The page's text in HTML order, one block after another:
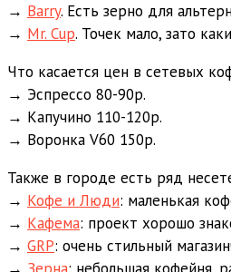
→ Barry. Есть зерно для
→ Mr. Cup. Точек мало, зато
Что касается цен в сетевых
→ Эспрессо 80-90р.
→ Капучино 110-120р.
→ Воронка V60 150р.
Также в городе есть ряд
→ Кофе и Люди: маленькая
→ Кафема: проект хорошо
→ GRP: очень стильный